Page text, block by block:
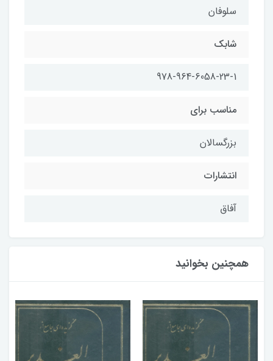
سلوفان
شابك
978-964-6058-23-1
مناسب براي
بزرگسالان
انتشارات
آفاق
همچنین بخوانید